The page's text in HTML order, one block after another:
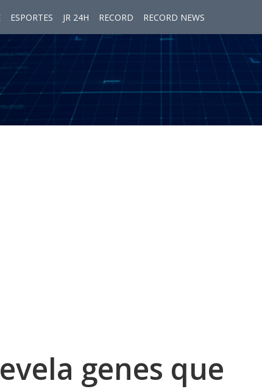
ESPORTES JR 24H RECORD RECORD NEWS
genes que